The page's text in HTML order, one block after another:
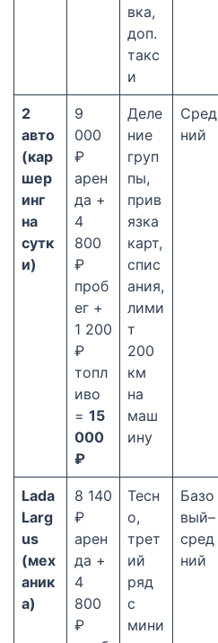
вка,
доп.
такс
и
2
авто
(кар
шер
инг
на
сутк
и)
9
000
₽
арен
да +
4
800
₽
проб
ег +
1 200
₽
топл
иво
= 15
000
₽
Деле
ние
груп
пы,
прив
язка
карт,
спис
ания,
лими
т
200
км
на
маш
ину
Сред
ний
Lada
Larg
us
(мех
аник
а)
8 140
₽
арен
да +
4
800
₽
Тесн
о,
трет
ий
ряд
с
мини
Базо
вый–
сред
ний